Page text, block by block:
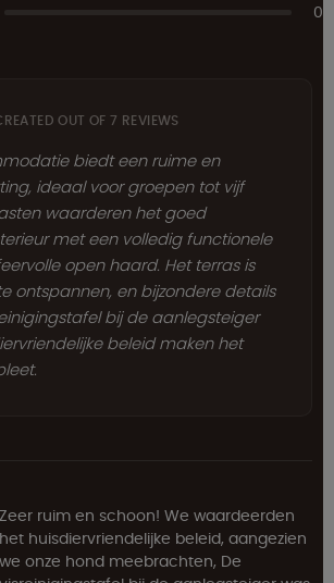
0
OUT OF 7 REVIEWS
biedt een ruime en
ideaal voor groepen tot vijf
waarderen het goed
met een volledig functionele
open haard. Het terras is
ontspannen, en bijzondere details
bij de aanlegsteiger
beleid maken het
Zeer ruim en schoon! We waardeerden
het huisdiervriendelijke beleid, aangezien
we onze hond meebrachten, De